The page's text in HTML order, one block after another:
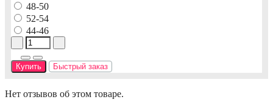
48-50
52-54
44-46
Купить Быстрый заказ
Нет отзывов об этом товаре.